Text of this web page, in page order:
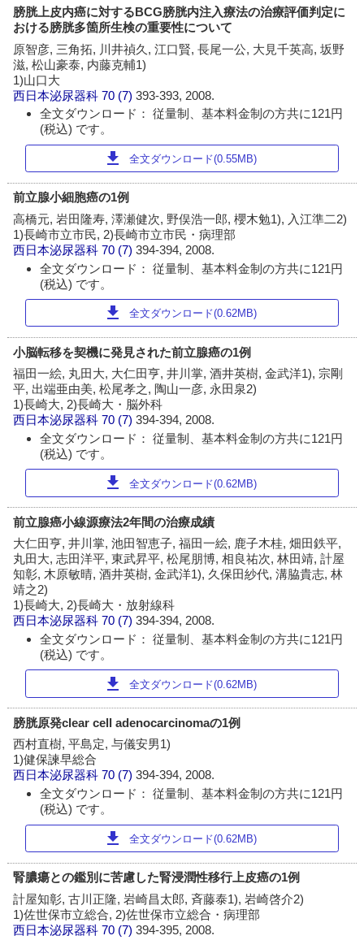
膀胱上皮内癌に対するBCG膀胱内注入療法の治療評価判定に
おける膀胱多箇所生検の重要性について
原智彦, 三角拓, 川井禎久, 江口賢, 長尾一公, 大見千英高, 坂野
滋, 松山豪泰, 内藤克輔1)
1)山口大
西日本泌尿器科 70 (7)393-393, 2008.
全文ダウンロード： 従量制、基本料金制の方共に121円
(税込) です。
download 全文ダウンロード(0.55MB)
前立腺小細胞癌の1例
高橋元, 岩田隆寿, 澤瀬健次, 野俣浩一郎, 櫻木勉1), 入江準二2)
1)長崎市立市民, 2)長崎市立市民・病理部
西日本泌尿器科 70 (7)394-394, 2008.
全文ダウンロード： 従量制、基本料金制の方共に121円
(税込) です。
download 全文ダウンロード(0.62MB)
小脳転移を契機に発見された前立腺癌の1例
福田一絵, 丸田大, 大仁田亨, 井川掌, 酒井英樹, 金武洋1), 宗剛
平, 出端亜由美, 松尾孝之, 陶山一彦, 永田泉2)
1)長崎大, 2)長崎大・脳外科
西日本泌尿器科 70 (7)394-394, 2008.
全文ダウンロード： 従量制、基本料金制の方共に121円
(税込) です。
download 全文ダウンロード(0.62MB)
前立腺癌小線源療法2年間の治療成績
大仁田亨, 井川掌, 池田智恵子, 福田一絵, 鹿子木桂, 畑田鉄平,
丸田大, 志田洋平, 東武昇平, 松尾朋博, 相良祐次, 林田靖, 計屋
知彰, 木原敏晴, 酒井英樹, 金武洋1), 久保田紗代, 溝脇貴志, 林
靖之2)
1)長崎大, 2)長崎大・放射線科
西日本泌尿器科 70 (7)394-394, 2008.
全文ダウンロード： 従量制、基本料金制の方共に121円
(税込) です。
download 全文ダウンロード(0.62MB)
膀胱原発clear cell adenocarcinomaの1例
西村直樹, 平島定, 与儀安男1)
1)健保諫早総合
西日本泌尿器科 70 (7)394-394, 2008.
全文ダウンロード： 従量制、基本料金制の方共に121円
(税込) です。
download 全文ダウンロード(0.62MB)
腎膿瘍との鑑別に苦慮した腎浸潤性移行上皮癌の1例
計屋知彰, 古川正隆, 岩崎昌太郎, 斉藤泰1), 岩崎啓介2)
1)佐世保市立総合, 2)佐世保市立総合・病理部
西日本泌尿器科 70 (7)394-395, 2008.